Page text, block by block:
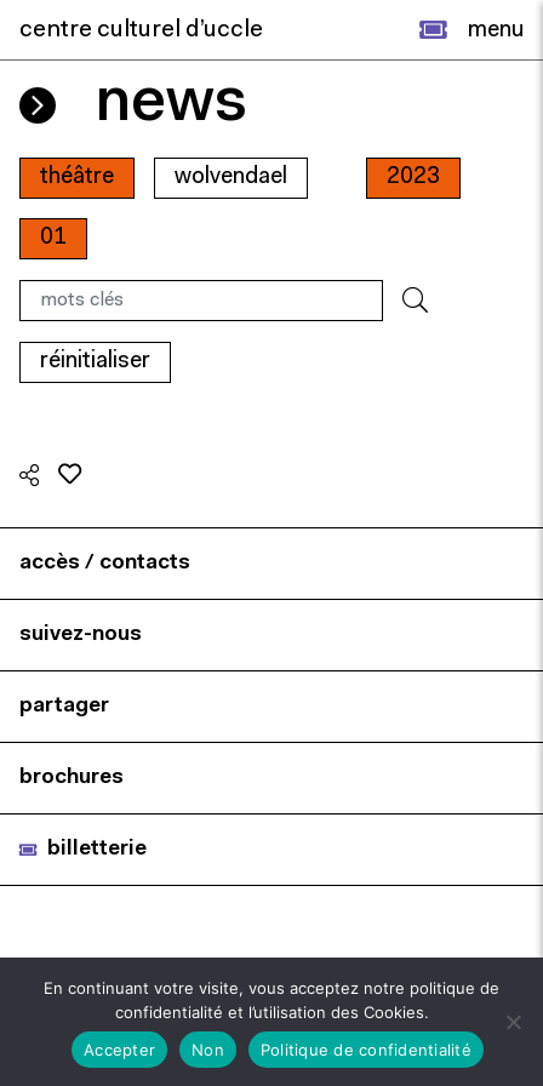
centre culturel d’uccle menu
news
théâtre wolvendael 2023
01
réinitialiser
accès / contacts
suivez-nous
partager
brochures
billetterie
En continuant votre visite, vous acceptez notre politique de
confidentialité et l’utilisation des Cookies.
Accepter
Non Politique de confidentialité